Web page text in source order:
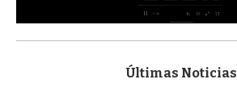
s
Últimas Noticias